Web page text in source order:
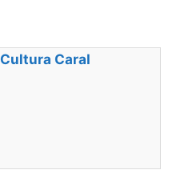
Cultura Caral